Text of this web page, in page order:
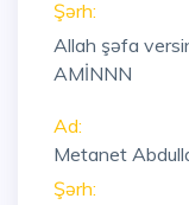
Şərh:
Allah şəfa
AMİNNN
Ad:
Metanet
Şərh: